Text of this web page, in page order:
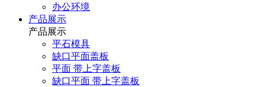
办公环境
产品展示
产品展示
平石模具
缺口平面盖板
平面 带上字盖板
缺口平面 带上字盖板